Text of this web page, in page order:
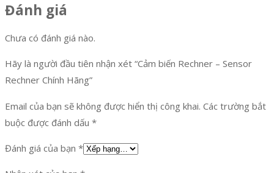
Đánh giá
Chưa có đánh giá nào.
Hãy là người đầu tiên nhận xét “Cảm biến Rechner – Sensor
Rechner Chính Hãng”
Email của bạn sẽ không được hiển thị công khai. Các trường bắt
buộc được đánh dấu *
Đánh giá của bạn *